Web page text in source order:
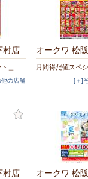
村店
＿
の店舗
オークワ 松
月間得だ値スペシ
[＋]
村店 オークワ 松